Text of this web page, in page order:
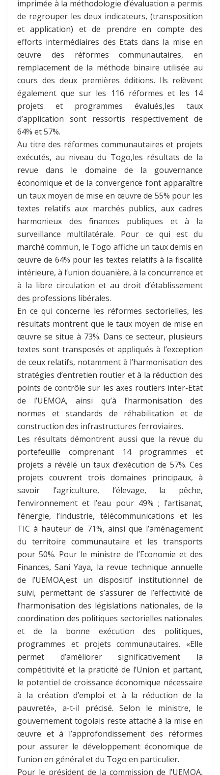
imprimée à la méthodologie d’évaluation a permis
de regrouper les deux indicateurs, (transposition
et application) et de prendre en compte des
efforts intermédiaires des Etats dans la mise en
œuvre des réformes communautaires, en
remplacement de la méthode binaire utilisée au
cours des deux premières éditions. Ils relèvent
également que sur les 116 réformes et les 14
projets et programmes évalués,les taux
d’application sont ressortis respectivement de
64% et 57%.
Au titre des réformes communautaires et projets
exécutés, au niveau du Togo,les résultats de la
revue dans le domaine de la gouvernance
économique et de la convergence font apparaître
un taux moyen de mise en œuvre de 55% pour les
textes relatifs aux marchés publics, aux cadres
harmonieux des finances publiques et à la
surveillance multilatérale. Pour ce qui est du
marché commun, le Togo affiche un taux demis en
œuvre de 64% pour les textes relatifs à la fiscalité
intérieure, à l’union douanière, à la concurrence et
à la libre circulation et au droit d’établissement
des professions libérales.
En ce qui concerne les réformes sectorielles, les
résultats montrent que le taux moyen de mise en
œuvre se situe à 73%. Dans ce secteur, plusieurs
textes sont transposés et appliqués à l’exception
de ceux relatifs, notamment à l’harmonisation des
stratégies d’entretien routier et à la réduction des
points de contrôle sur les axes routiers inter-Etat
de l’UEMOA, ainsi qu’à l’harmonisation des
normes et standards de réhabilitation et de
construction des infrastructures ferroviaires.
Les résultats démontrent aussi que la revue du
portefeuille comprenant 14 programmes et
projets a révélé un taux d’exécution de 57%. Ces
projets couvrent trois domaines principaux, à
savoir l’agriculture, l’élevage, la pêche,
l’environnement et l’eau pour 49% ; l’artisanat,
l’énergie, l’industrie, télécommunications et les
TIC à hauteur de 71%, ainsi que l’aménagement
du territoire communautaire et les transports
pour 50%. Pour le ministre de l’Economie et des
Finances, Sani Yaya, la revue technique annuelle
de l’UEMOA,est un dispositif institutionnel de
suivi, permettant de s’assurer de l’effectivité de
l’harmonisation des législations nationales, de la
coordination des politiques sectorielles nationales
et de la bonne exécution des politiques,
programmes et projets communautaires. «Elle
permet d’améliorer significativement la
compétitivité et la praticité de l’Union et partant,
le potentiel de croissance économique nécessaire
à la création d’emploi et à la réduction de la
pauvreté», a-t-il précisé. Selon le ministre, le
gouvernement togolais reste attaché à la mise en
œuvre et à l’approfondissement des réformes
pour assurer le développement économique de
l’union en général et du Togo en particulier.
Pour le président de la commission de l’UEMOA,